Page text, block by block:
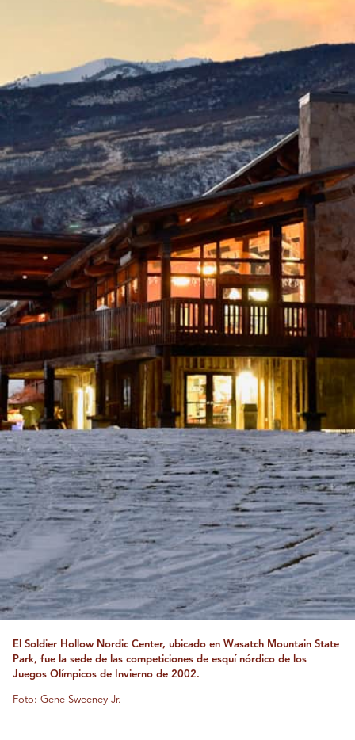
El Soldier Hollow Nordic Center, ubicado en Wasatch Mountain State
Park, fue la sede de las competiciones de esquí nórdico de los
Juegos Olímpicos de Invierno de 2002.
Foto: Gene Sweeney Jr.